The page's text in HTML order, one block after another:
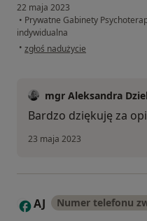
22 maja 2023
• Prywatne Gabinety
indywidualna
• w opinii użytkownika Krzysztof
zgłoś nadużycie
mgr Aleksandra
Bardzo dziękuję za
23 maja 2023
A AJ Numer telefonu